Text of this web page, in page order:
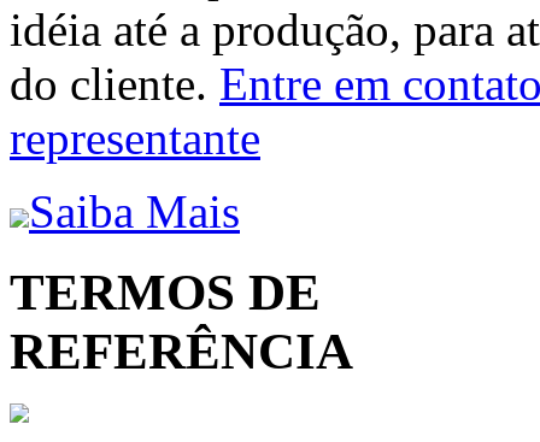
idéia até a produção, para
do cliente. Entre em
representante
Saiba Mais
TERMOS DE
REFERÊNCIA